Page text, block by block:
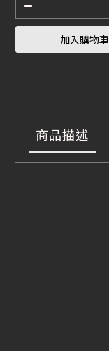
加入購物車
商品描述